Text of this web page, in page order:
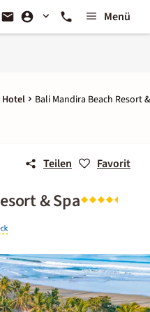
Menü
Hotel Bali Mandira Beach Resort
Teilen Favorit
& Spa